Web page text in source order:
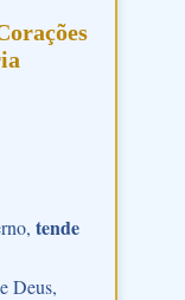
tende
Deus,